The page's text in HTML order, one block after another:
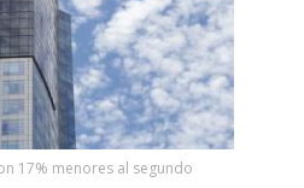
17% menores al segundo